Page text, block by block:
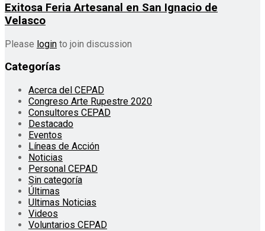
Exitosa Feria Artesanal en San Ignacio de
Velasco
Please login to join discussion
Categorías
Acerca del CEPAD
Congreso Arte Rupestre 2020
Consultores CEPAD
Destacado
Eventos
Líneas de Acción
Noticias
Personal CEPAD
Sin categoría
Últimas
Ultimas Noticias
Videos
Voluntarios CEPAD